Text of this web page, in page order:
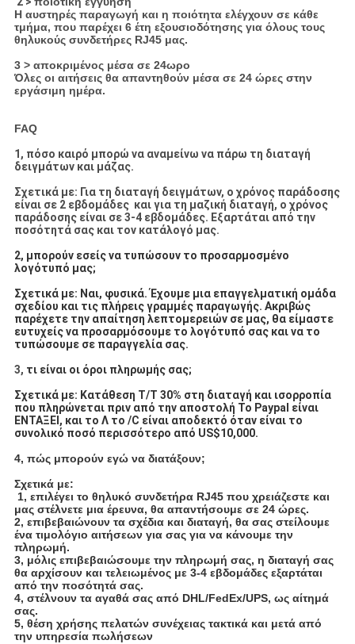
Η αυστηρές παραγωγή και η ποιότητα ελέγχουν σε κάθε
τμήμα, που παρέχει 6 έτη εξουσιοδότησης για όλους τους
θηλυκούς συνδετήρες RJ45 μας.
3 > αποκριμένος μέσα σε 24ωρο
Όλες οι αιτήσεις θα απαντηθούν μέσα σε 24 ώρες στην
εργάσιμη ημέρα.
FAQ
1, πόσο καιρό μπορώ να αναμείνω να πάρω τη διαταγή
δειγμάτων και μάζας.
Σχετικά με: Για τη διαταγή δειγμάτων, ο χρόνος παράδοσης
είναι σε 2 εβδομάδες και για τη μαζική διαταγή, ο χρόνος
παράδοσης είναι σε 3-4 εβδομάδες. Εξαρτάται από την
ποσότητά σας και τον κατάλογό μας.
2, μπορούν εσείς να τυπώσουν το προσαρμοσμένο
λογότυπό μας;
Σχετικά με: Ναι, φυσικά. Έχουμε μια επαγγελματική ομάδα
σχεδίου και τις πλήρεις γραμμές παραγωγής. Ακριβώς
παρέχετε την απαίτηση λεπτομερειών σε μας, θα είμαστε
ευτυχείς να προσαρμόσουμε το λογότυπό σας και να το
τυπώσουμε σε παραγγελία σας.
3, τι είναι οι όροι πληρωμής σας;
Σχετικά με: Κατάθεση T/T 30% στη διαταγή και ισορροπία
που πληρώνεται πριν από την αποστολή Το Paypal είναι
ΕΝΤΑΞΕΙ, και το Λ το /C είναι αποδεκτό όταν είναι το
συνολικό ποσό περισσότερο από US$10,000.
4, πώς μπορούν εγώ να διατάξουν;
Σχετικά με:
1, επιλέγει το θηλυκό συνδετήρα RJ45 που χρειάζεστε και
μας στέλνετε μια έρευνα, θα απαντήσουμε σε 24 ώρες.
2, επιβεβαιώνουν τα σχέδια και διαταγή, θα σας στείλουμε
ένα τιμολόγιο αιτήσεων για σας για να κάνουμε την
πληρωμή.
3, μόλις επιβεβαιώσουμε την πληρωμή σας, η διαταγή σας
θα αρχίσουν και τελειωμένος με 3-4 εβδομάδες εξαρτάται
από την ποσότητά σας.
4, στέλνουν τα αγαθά σας από DHL/FedEx/UPS, ως αίτημά
σας.
5, θέση χρήσης πελατών συνέχειας τακτικά και μετά από
την υπηρεσία πωλήσεων